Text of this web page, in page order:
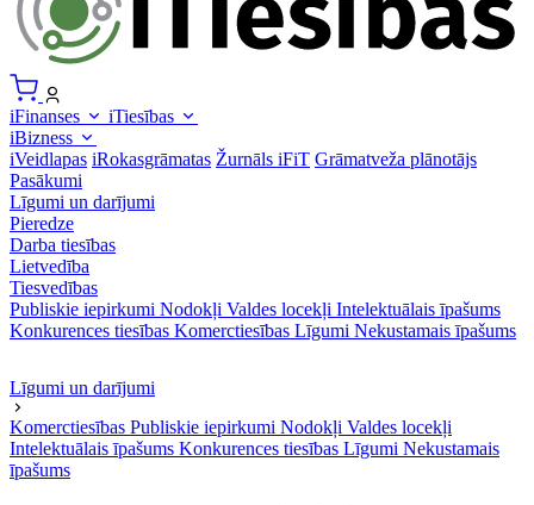
iFinanses
iTiesības
iBizness
iVeidlapas iRokasgrāmatas Žurnāls iFiT Grāmatveža plānotājs
Pasākumi
Līgumi un darījumi
Pieredze
Darba tiesības
Lietvedība
Tiesvedības
Publiskie iepirkumi Nodokļi Valdes locekļi Intelektuālais īpašums
Konkurences tiesības Komerctiesības Līgumi Nekustamais īpašums
Līgumi un darījumi
Komerctiesības Publiskie iepirkumi Nodokļi Valdes locekļi
Intelektuālais īpašums Konkurences tiesības Līgumi Nekustamais
īpašums